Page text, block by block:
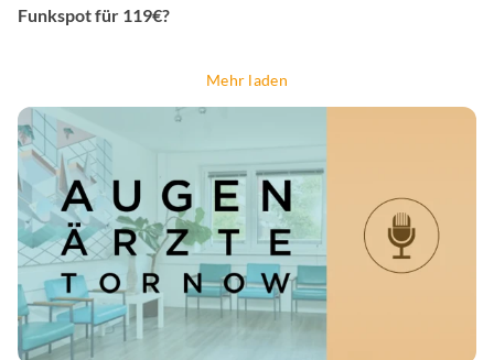
Funkspot für 119€?
Mehr laden